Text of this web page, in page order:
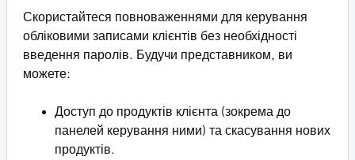
Скористайтеся повноваженнями для керування
обліковими записами клієнтів без необхідності
введення паролів. Будучи представником, ви
можете:
Доступ до продуктів клієнта (зокрема до
панелей керування ними) та скасування нових
продуктів.